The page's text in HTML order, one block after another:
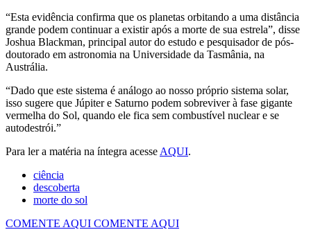
“Esta evidência confirma que os planetas orbitando a uma distância
grande podem continuar a existir após a morte de sua estrela”, disse
Joshua Blackman, principal autor do estudo e pesquisador de pós-
doutorado em astronomia na Universidade da Tasmânia, na
Austrália.
“Dado que este sistema é análogo ao nosso próprio sistema solar,
isso sugere que Júpiter e Saturno podem sobreviver à fase gigante
vermelha do Sol, quando ele fica sem combustível nuclear e se
autodestrói.”
Para ler a matéria na íntegra acesse AQUI.
ciência
descoberta
morte do sol
COMENTE AQUI COMENTE AQUI